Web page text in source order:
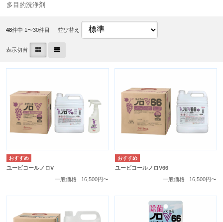
多目的洗浄剤
48件中 1〜30件目 並び替え
表示切替
ユービコールノロV
一般価格
16,500円〜
ユービコールノロV66
一般価格
16,500円〜